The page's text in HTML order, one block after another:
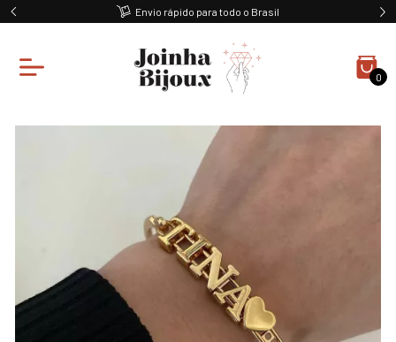
Envio rápido para todo o Brasil
0